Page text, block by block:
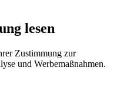
lesen
Zustimmung zur
und Werbemaßnahmen.